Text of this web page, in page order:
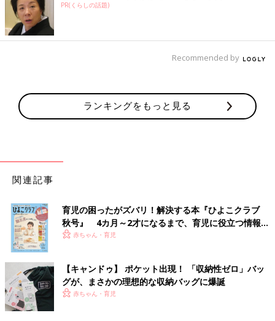
薬の収納に役立つグッズは一般的な救急箱のほかに、
ップや雑貨屋、ネット通販などで手軽に購入できます。収納棚や
引き出しなど薬の置き場所を決めて、適したサイズの収納ケース
ケースの中に複数の薬が混在すると見づらくなってしまうので、
ジップロックや仕切り板を使って区切りましょう。
PR(くらしの話題)
Recommended by
ランキングをもっと見る
関連記事
育児の困ったがズバリ！解決する本『ひよこクラブ
秋号』 4カ月～2才になるまで、育児に役立つ情報が
いっぱい！
赤ちゃん・育児
【キャンドゥ】 ポケット出現！ 「収納性ゼロ」バッ
グが、まさかの理想的な収納バッグに爆誕
赤ちゃん・育児